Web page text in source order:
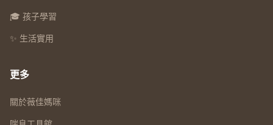
🎓 孩子學習
✨ 生活實用
更多
關於薇佳媽咪